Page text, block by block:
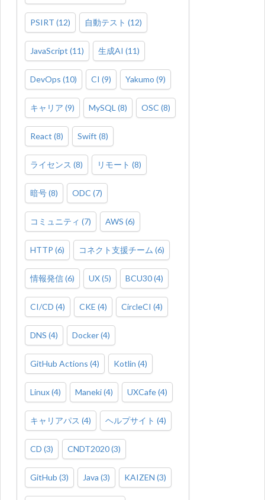
PSIRT (12) 自動テスト (12)
JavaScript (11) 生成AI (11)
DevOps (10) CI (9) Yakumo (9)
キャリア (9) MySQL(8) OSC (8)
React (8) Swift (8)
ライセンス (8) リモート (8)
暗号(8) ODC (7)
コミュニティ (7) AWS (6)
HTTP (6) コネクト支援チーム (6)
情報発信(6) UX(5) BCU30(4)
CI/CD (4) CKE (4) CircleCI (4)
DNS (4) Docker(4)
GitHub Actions (4) Kotlin (4)
Linux(4) Maneki(4) UXCafe(4)
キャリアパス (4) ヘルプサイト (4)
CD (3) CNDT2020(3)
GitHub (3) Java (3) KAIZEN (3)